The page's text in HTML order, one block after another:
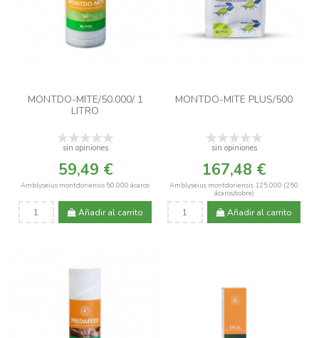
MONTDO-MITE/50.000/ 1
LITRO
sin opiniones
59,49 €
Amblyseius montdoriensis 50.000 ácaros
Añadir al carrito
MONTDO-MITE PLUS/500
sin opiniones
167,48 €
Amblyseius montdoriensis 125.000 (250
ácaros/sobre)
Añadir al carrito